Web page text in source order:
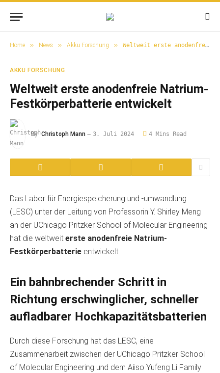
Home » News » Akku Forschung » Weltweit erste anodenfreie Natrium-Festkörperbatterie entwickelt
AKKU FORSCHUNG
Weltweit erste anodenfreie Natrium-
Festkörperbatterie entwickelt
By Christoph Mann 3. Juli 2024 4 Mins Read
Das Labor für Energiespeicherung und -umwandlung
(LESC) unter der Leitung von Professorin Y. Shirley Meng
an der UChicago Pritzker School of Molecular Engineering
hat die weltweit erste anodenfreie Natrium-
Festkörperbatterie entwickelt.
Ein bahnbrechender Schritt in
Richtung erschwinglicher, schneller
aufladbarer Hochkapazitätsbatterien
Durch diese Forschung hat das LESC, eine
Zusammenarbeit zwischen der UChicago Pritzker School
of Molecular Engineering und dem Aiiso Yufeng Li Family